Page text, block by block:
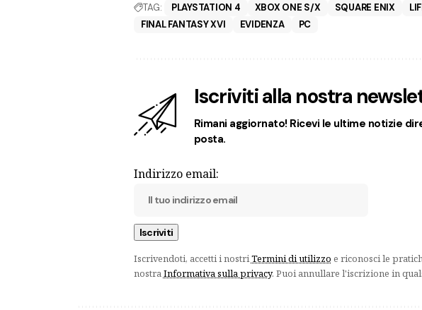
TAG: PLAYSTATION 4 XBOX ONE S/X SQUARE ENIX
FINAL FANTASY XVI
EVIDENZA PC
Iscriviti alla nostra
Rimani aggiornato! Ricevi le ultime notizie
posta.
Indirizzo email:
Iscrivendoti, accetti i nostriTermini di utilizzo e riconosci le
nostraInformativa sulla privacy. Puoi annullare l'iscrizione in